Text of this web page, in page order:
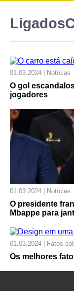
01.03.2024 | Notícias
O gol
jogadores
01.03.2024 | Notícias
O presidente
Mbappe para
01.03.2024 | Fatos
Os melhores